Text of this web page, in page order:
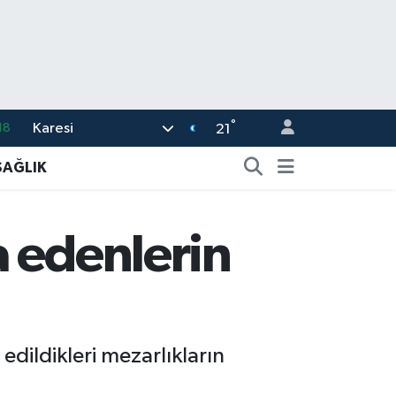
Karesi 21 °
edenlerin
mezarlıkların